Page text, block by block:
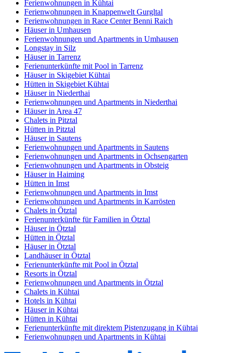
Ferienwohnungen in Kühtai
Ferienwohnungen in Knappenwelt Gurgltal
Ferienwohnungen in Race Center Benni Raich
Häuser in Umhausen
Ferienwohnungen und Apartments in Umhausen
Longstay in Silz
Häuser in Tarrenz
Ferienunterkünfte mit Pool in Tarrenz
Häuser in Skigebiet Kühtai
Hütten in Skigebiet Kühtai
Häuser in Niederthai
Ferienwohnungen und Apartments in Niederthai
Häuser in Area 47
Chalets in Pitztal
Hütten in Pitztal
Häuser in Sautens
Ferienwohnungen und Apartments in Sautens
Ferienwohnungen und Apartments in Ochsengarten
Ferienwohnungen und Apartments in Obsteig
Häuser in Haiming
Hütten in Imst
Ferienwohnungen und Apartments in Imst
Ferienwohnungen und Apartments in Karrösten
Chalets in Ötztal
Ferienunterkünfte für Familien in Ötztal
Häuser in Ötztal
Hütten in Ötztal
Häuser in Ötztal
Landhäuser in Ötztal
Ferienunterkünfte mit Pool in Ötztal
Resorts in Ötztal
Ferienwohnungen und Apartments in Ötztal
Chalets in Kühtai
Hotels in Kühtai
Häuser in Kühtai
Hütten in Kühtai
Ferienunterkünfte mit direktem Pistenzugang in Kühtai
Ferienwohnungen und Apartments in Kühtai